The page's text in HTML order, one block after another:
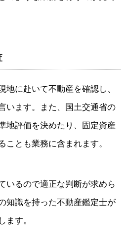
地に赴いて不動産を確認し、
います。また、国土交通省の
地評価を決めたり、固定資産
ことも業務に含まれます。
いるので適正な判断が求めら
知識を持った不動産鑑定士が
ます。